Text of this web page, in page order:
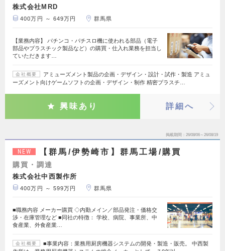
株式会社MRD
400万円 ～ 649万円 群馬県
【業務内容】 パチンコ・パチスロ機に使われる部品（電子
部品やプラスチック製品など）の購買・仕入れ業務を担当し
ていただきます…
会社概要
アミューズメント製品の企画・デザイン・設計・試作・製造 アミュ
ーズメント向けゲームソフトの企画・デザイン・制作 精密プラスチ…
興味あり 詳細へ
掲載期間 26/08/06～26/08/19
NEW 【群馬/伊勢崎市】群馬工場/購買
購買・調達
株式会社中西製作所
400万円 ～ 599万円 群馬県
■職務内容 メーカー購買 ◇内勤メイン／部品発注・価格交
渉・在庫管理など ■同社の特徴： 学校、病院、事業所、中
食産業、外食産業…
会社概要
■事業内容：業務用厨房機器システムの開発・製造・販売。 中西製